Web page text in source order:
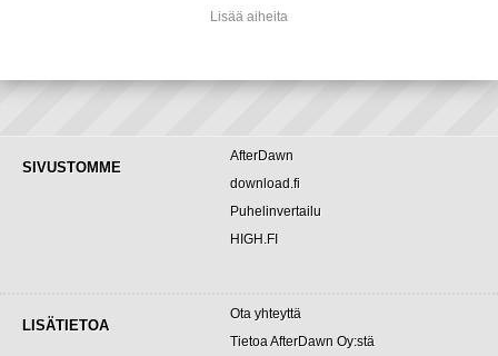
Lisää aiheita
SIVUSTOMME
AfterDawn
download.fi
Puhelinvertailu
HIGH.FI
LISÄTIETOA
Ota yhteyttä
Tietoa AfterDawn Oy:stä